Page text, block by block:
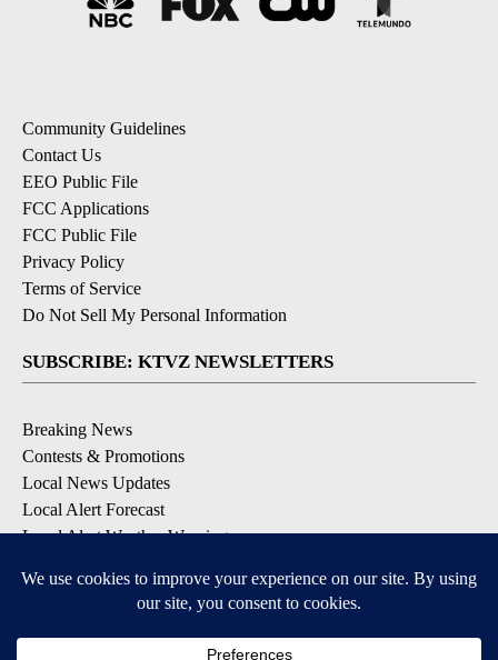
Community Guidelines
Contact Us
EEO Public File
FCC Applications
FCC Public File
Privacy Policy
Terms of Service
Do Not Sell My Personal Information
SUBSCRIBE: KTVZ NEWSLETTERS
Breaking News
Contests & Promotions
Local News Updates
Local Alert Forecast
Local Alert Weather Warnings
DOWNLOAD: KTVZ APPS
Apple & Google Play Stores